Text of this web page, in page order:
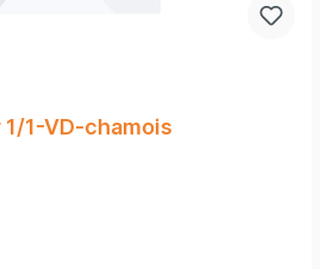
Leitz - Ösenhefter 1/1-VD-chamois